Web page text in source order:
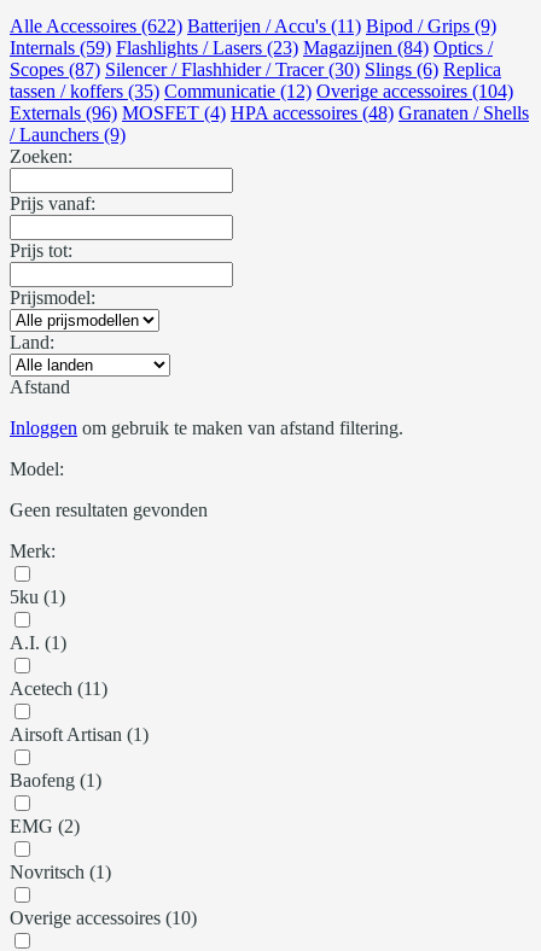
Alle Accessoires (622) Batterijen / Accu's (11) Bipod / Grips (9)
Internals (59) Flashlights / Lasers (23) Magazijnen (84) Optics /
Scopes (87) Silencer / Flashhider / Tracer (30) Slings (6) Replica
tassen / koffers (35) Communicatie (12) Overige accessoires (104)
Externals (96) MOSFET (4) HPA accessoires (48) Granaten / Shells
/ Launchers (9)
Zoeken:
Prijs vanaf:
Prijs tot:
Prijsmodel:
Land:
Afstand
Inloggen om gebruik te maken van afstand filtering.
Model:
Geen resultaten gevonden
Merk:
5ku (1)
A.I. (1)
Acetech (11)
Airsoft Artisan (1)
Baofeng (1)
EMG (2)
Novritsch (1)
Overige accessoires (10)